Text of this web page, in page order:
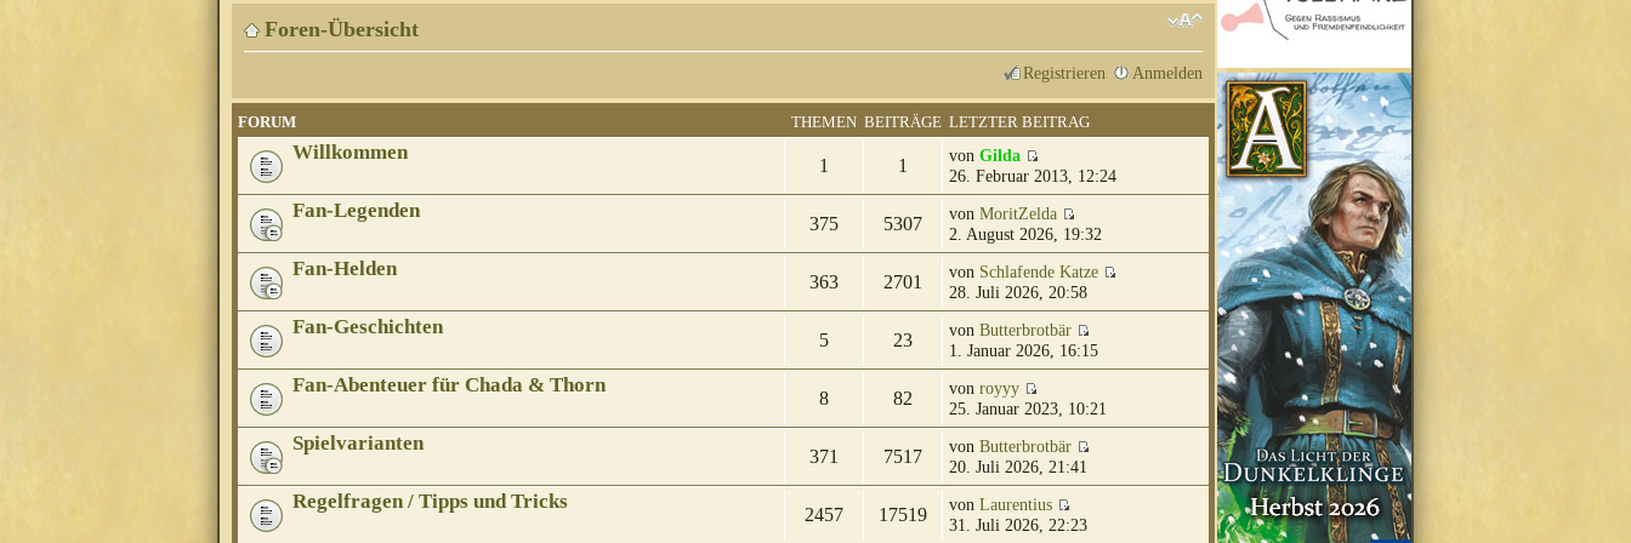
Foren-Übersicht
Registrieren Anmelden
FORUM THEMEN BEITRÄGE LETZTER BEITRAG
Willkommen
1 1 von Gilda
26. Februar 2013, 12:24
Fan-Legenden
375 5307 von MoritZelda
2. August 2026, 19:32
Fan-Helden
363 2701 von Schlafende Katze
28. Juli 2026, 20:58
Fan-Geschichten
5 23 von Butterbrotbär
1. Januar 2026, 16:15
Fan-Abenteuer für Chada & Thorn
8 82 von royyy
25. Januar 2023, 10:21
Spielvarianten
371 7517 von Butterbrotbär
20. Juli 2026, 21:41
Regelfragen / Tipps und Tricks
2457 17519 von Laurentius
31. Juli 2026, 22:23